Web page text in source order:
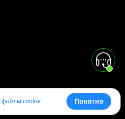
файлы cookie. Понятно